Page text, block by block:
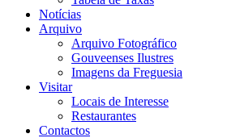
Notícias
Arquivo
Arquivo Fotográfico
Gouveenses Ilustres
Imagens da Freguesia
Visitar
Locais de Interesse
Restaurantes
Contactos